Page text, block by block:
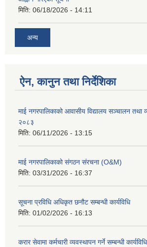
मिति: 06/18/2026 - 14:11
अन्य
ऐन, कानुन तथा निर्देशिका
माई नगरपालिकाको आवासीय विद्यालय सञ्चालन तथा
२०८३
मिति: 06/11/2026 - 13:15
माई नगरपालिकाको संगठन संरचना (O&M)
मिति: 03/31/2026 - 16:37
सूचना प्रविधि अधिकृत छनौट सम्बन्धी कार्यविधि
मिति: 01/02/2026 - 16:13
करार सेवामा कर्मचारी व्यवस्थापन गर्ने सम्बन्धी